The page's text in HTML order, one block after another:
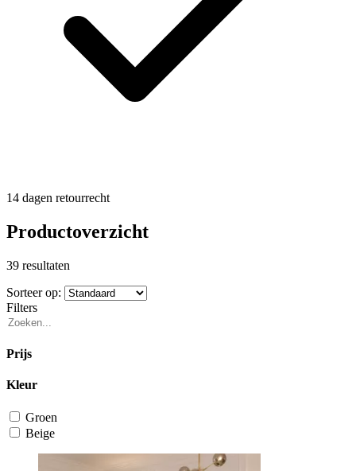
14 dagen retourrecht
Productoverzicht
39 resultaten
Sorteer op:
Filters
Prijs
Kleur
Groen
Beige